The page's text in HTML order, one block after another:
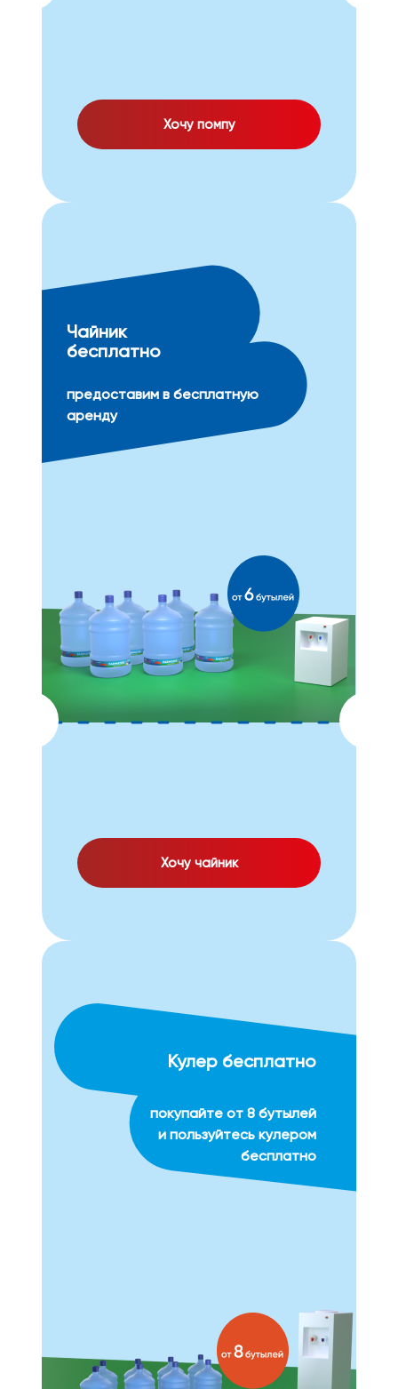
Хочу помпу
Чайник
бесплатно
предоставим в бесплатную
аренду
Хочу чайник
Кулер бесплатно
покупайте от 8 бутылей
и пользуйтесь кулером
бесплатно